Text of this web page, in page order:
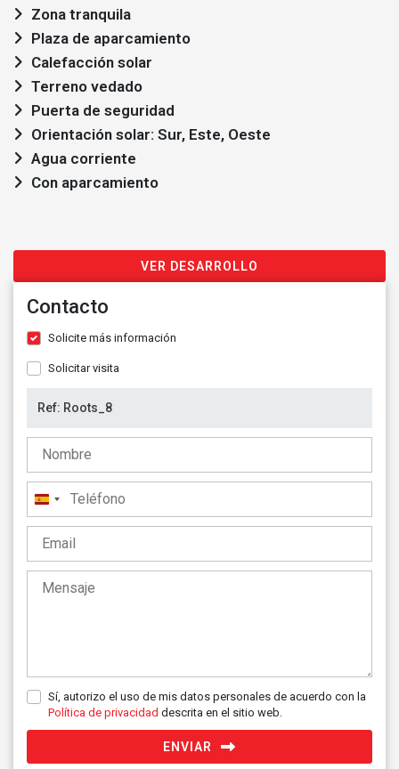
Zona tranquila
Plaza de aparcamiento
Calefacción solar
Terreno vedado
Puerta de seguridad
Orientación solar: Sur, Este, Oeste
Agua corriente
Con aparcamiento
VER DESARROLLO
Contacto
Solicite más información
Solicitar visita
España
+34
Sí, autorizo el uso de mis datos personales de acuerdo con la
Política de privacidad descrita en el sitio web.
ENVIAR